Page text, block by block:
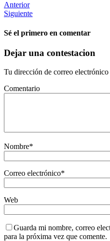
Anterior
Siguiente
Sé el primero en comentar
Dejar una contestacion
Tu dirección de correo
Comentario
Nombre*
Correo electrónico*
Web
Guarda mi nombre, correo
para la próxima vez que comente.